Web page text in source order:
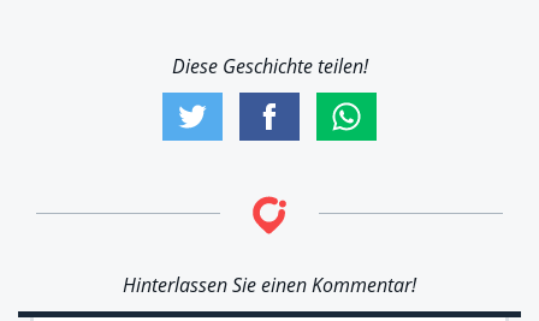
Diese Geschichte teilen!
Hinterlassen Sie einen Kommentar!